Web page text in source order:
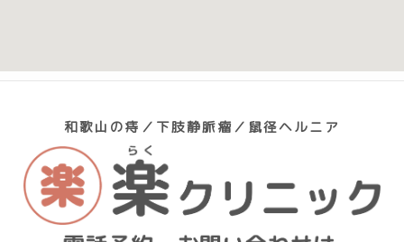
和歌山の痔／下肢静脈瘤／鼠径ヘルニア